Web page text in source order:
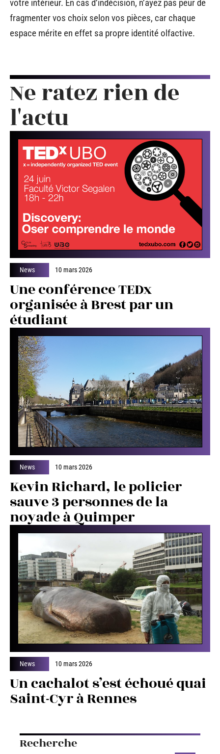
votre intérieur. En cas d’indécision, n’ayez pas peur de
fragmenter vos choix selon vos pièces, car chaque
espace mérite en effet sa propre identité olfactive.
Ne ratez rien de
l'actu
News 10 mars 2026
Une conférence TEDx
organisée à Brest par un
étudiant
News 10 mars 2026
Kevin Richard, le policier
sauve 3 personnes de la
noyade à Quimper
News 10 mars 2026
Un cachalot s’est échoué quai
Saint-Cyr à Rennes
Recherche